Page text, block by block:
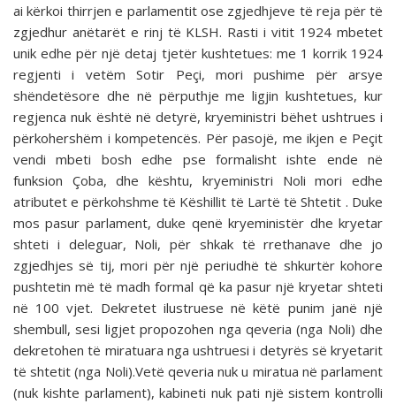
ai kërkoi thirrjen e parlamentit ose zgjedhjeve të reja për të
zgjedhur anëtarët e rinj të KLSH. Rasti i vitit 1924 mbetet
unik edhe për një detaj tjetër kushtetues: me 1 korrik 1924
regjenti i vetëm Sotir Peçi, mori pushime për arsye
shëndetësore dhe në përputhje me ligjin kushtetues, kur
regjenca nuk është në detyrë, kryeministri bëhet ushtrues i
përkohershëm i kompetencës. Për pasojë, me ikjen e Peçit
vendi mbeti bosh edhe pse formalisht ishte ende në
funksion Çoba, dhe kështu, kryeministri Noli mori edhe
atributet e përkohshme të Këshillit të Lartë të Shtetit . Duke
mos pasur parlament, duke qenë kryeministër dhe kryetar
shteti i deleguar, Noli, për shkak të rrethanave dhe jo
zgjedhjes së tij, mori për një periudhë të shkurtër kohore
pushtetin më të madh formal që ka pasur një kryetar shteti
në 100 vjet. Dekretet ilustruese në këtë punim janë një
shembull, sesi ligjet propozohen nga qeveria (nga Noli) dhe
dekretohen të miratuara nga ushtruesi i detyrës së kryetarit
të shtetit (nga Noli).Vetë qeveria nuk u miratua në parlament
(nuk kishte parlament), kabineti nuk pati një sistem kontrolli